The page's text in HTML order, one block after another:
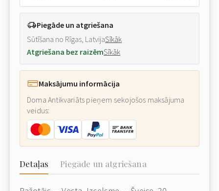
Piegāde un atgriešana
Sūtīšana no Rīgas, LatvijaSīkāk
Atgriešana bez raizēmSīkāk
Maksājumu informācija
Doma Antikvariāts pieņem sekojošos maksājuma
veidus:
Detaļas Piegāde un atgriešana